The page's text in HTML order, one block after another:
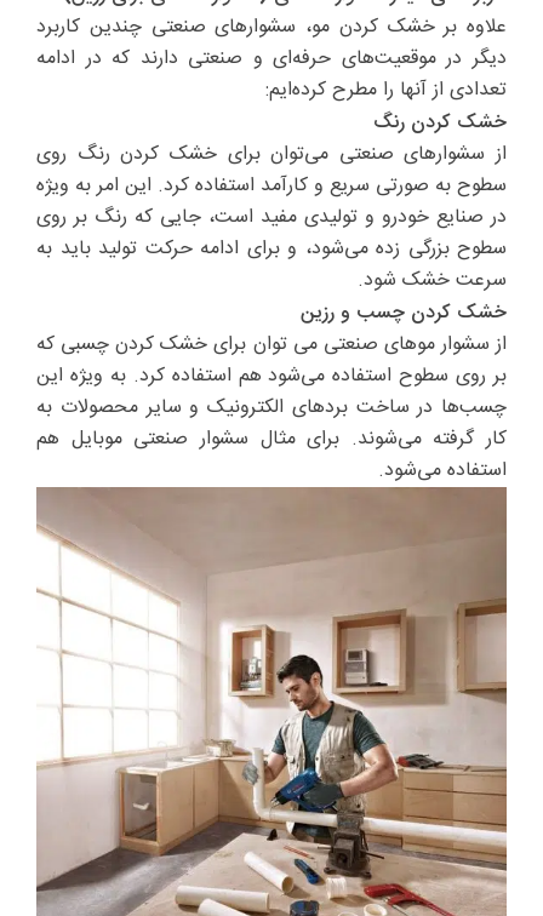
علاوه بر خشک کردن مو، سشوارهای صنعتی چندین کاربرد
دیگر در موقعیت‌های حرفه‌ای و صنعتی دارند که در ادامه
تعدادی از آنها را مطرح کرده‌ایم:
خشک کردن رنگ
از سشوارهای صنعتی می‌توان برای خشک کردن رنگ روی
سطوح به صورتی سریع و کارآمد استفاده کرد. این امر به ویژه
در صنایع خودرو و تولیدی مفید است‌، جایی که رنگ بر روی
سطوح بزرگی زده می‌شود، و برای ادامه حرکت تولید باید به
سرعت خشک شود.
خشک کردن چسب و رزین
از سشوار موهای صنعتی می توان برای خشک کردن چسبی که
بر روی سطوح استفاده می‌شود هم استفاده کرد. به ویژه این
چسب‌ها در ساخت بردهای الکترونیک و سایر محصولات به
کار گرفته می‌شوند. برای مثال سشوار صنعتی موبایل هم
استفاده می‌شود.